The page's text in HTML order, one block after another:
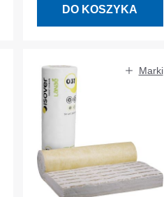
DO KOSZYKA
Marki